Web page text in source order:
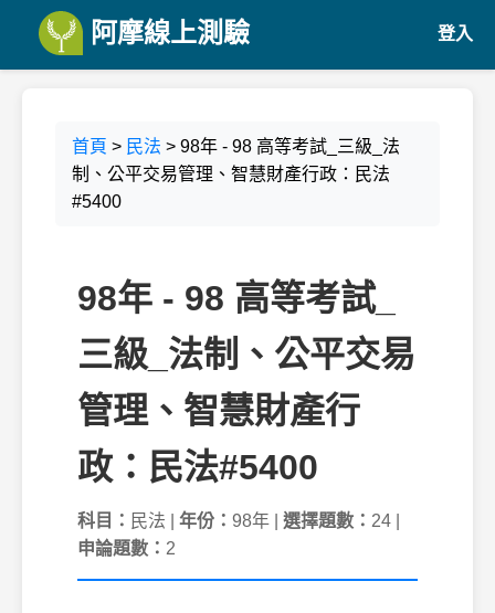
阿摩線上測驗 登入
首頁 > 民法 > 98年 - 98 高等考試_三級_法
制、公平交易管理、智慧財產行政：民法
#5400
98年 - 98 高等考試_
三級_法制、公平交易
管理、智慧財產行
政：民法#5400
科目： 民法 | 年份： 98年 | 選擇題數： 24 |
申論題數： 2